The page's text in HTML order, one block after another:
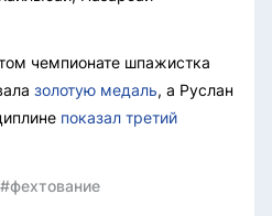
чемпионате шпажистка
золотую медаль, а Руслан
показал третий
#фехтование